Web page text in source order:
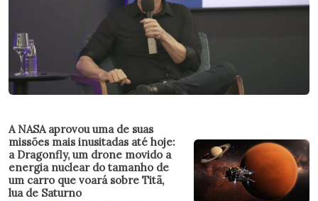
A NASA aprovou uma de suas
missões mais inusitadas até hoje:
a Dragonfly, um drone movido a
energia nuclear do tamanho de
um carro que voará sobre Titã,
lua de Saturno